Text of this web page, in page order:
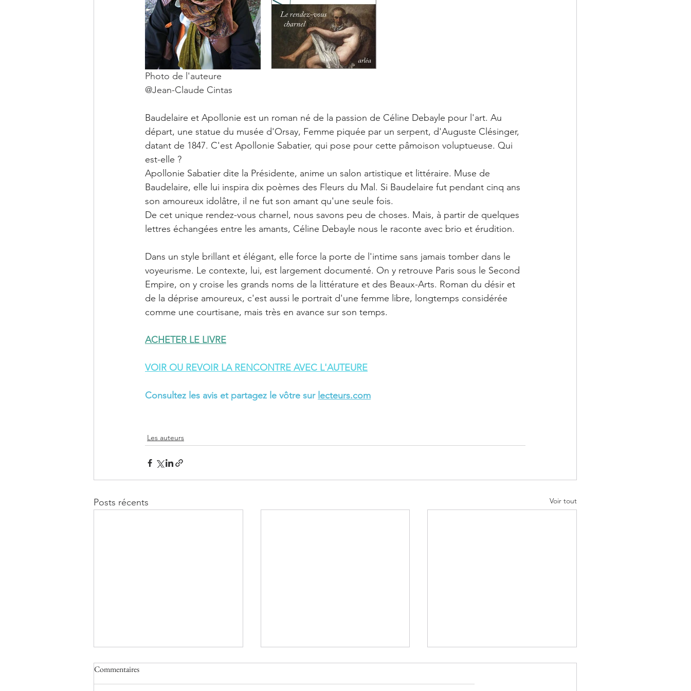
@Jean-Claude Cintas
Baudelaire et Apollonie est un roman né de la passion de Céline Debayle pour l'art. Au
départ, une statue du musée d'Orsay, Femme piquée par un serpent, d'Auguste Clésinger,
datant de 1847. C'est Apollonie Sabatier, qui pose pour cette pâmoison voluptueuse. Qui
est-elle ?
Apollonie Sabatier dite la Présidente, anime un salon artistique et littéraire. Muse de
Baudelaire, elle lui inspira dix poèmes des Fleurs du Mal. Si Baudelaire fut pendant cinq ans
son amoureux idolâtre, il ne fut son amant qu'une seule fois.
De cet unique rendez-vous charnel, nous savons peu de choses. Mais, à partir de quelques
lettres échangées entre les amants, Céline Debayle nous le raconte avec brio et érudition.
Dans un style brillant et élégant, elle force la porte de l'intime sans jamais tomber dans le
voyeurisme. Le contexte, lui, est largement documenté. On y retrouve Paris sous le Second
Empire, on y croise les grands noms de la littérature et des Beaux-Arts. Roman du désir et
de la déprise amoureux, c'est aussi le portrait d'une femme libre, longtemps considérée
comme une courtisane, mais très en avance sur son temps.
ACHETER LE LIVRE
VOIR OU REVOIR LA RENCONTRE AVEC L'AUTEURE
Consultez les avis et partagez le vôtre sur lecteurs.com
Les auteurs
Posts récents Voir tout
Commentaires